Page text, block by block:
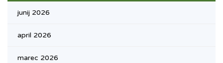
junij 2026
april 2026
marec 2026